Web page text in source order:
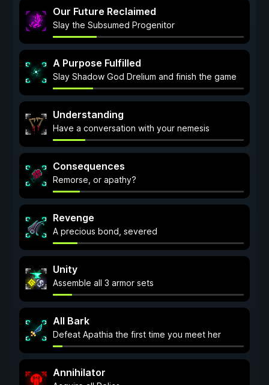
Our Future Reclaimed
Slay the Subsumed Progenitor
A Purpose Fulfilled
Slay Shadow God Drelium and finish the game
Understanding
Have a conversation with your nemesis
Consequences
Remorse, or apathy?
Revenge
A precious bond, severed
Unity
Assemble all 3 armor sets
All Bark
Defeat Apathia the first time you meet her
Annihilator